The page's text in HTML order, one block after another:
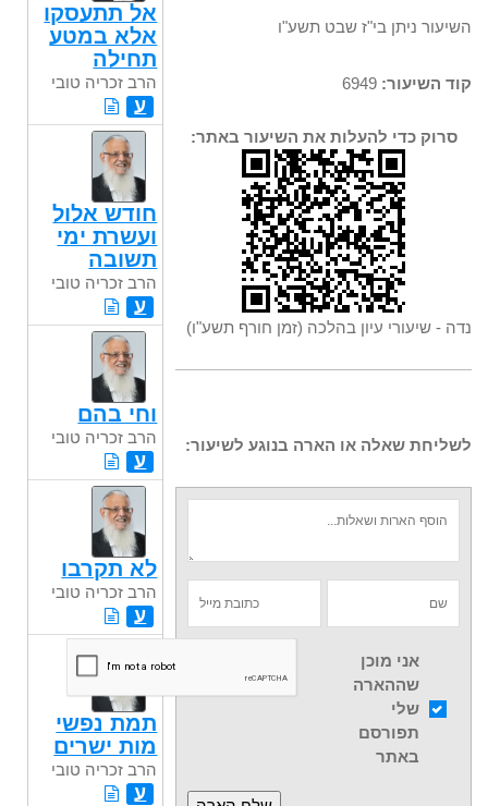
השיעור ניתן בי"ז שבט תשע"ו
קוד השיעור:
סרוק כדי להעלות את השיעור באתר:
נדה - שיעורי עיון בהלכה (זמן חורף תשע"ו)
לשליחת שאלה או הארה בנוגע לשיעור:
אני מוכן
שההארה
שלי
תפורסם
באתר
אל תתעסקו
אלא במטע
תחילה
הרב זכריה טובי
ע
חודש אלול
ועשרת ימי
תשובה
הרב זכריה טובי
ע
וחי בהם
הרב זכריה טובי
ע
לא תקרבו
הרב זכריה טובי
ע
תמת נפשי
מות ישרים
הרב זכריה טובי
ע